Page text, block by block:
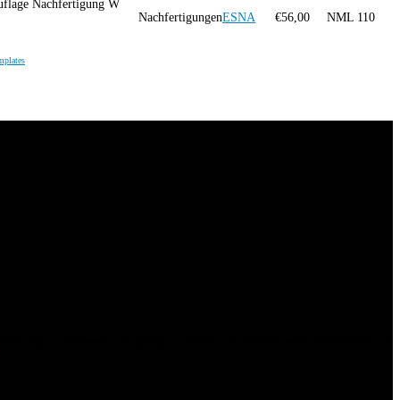
Nachfertigung W
NachfertigungenESNA €56,00 NML 110
zu verbessern (Tracking Cookies). Sie können selbst entscheiden, ob